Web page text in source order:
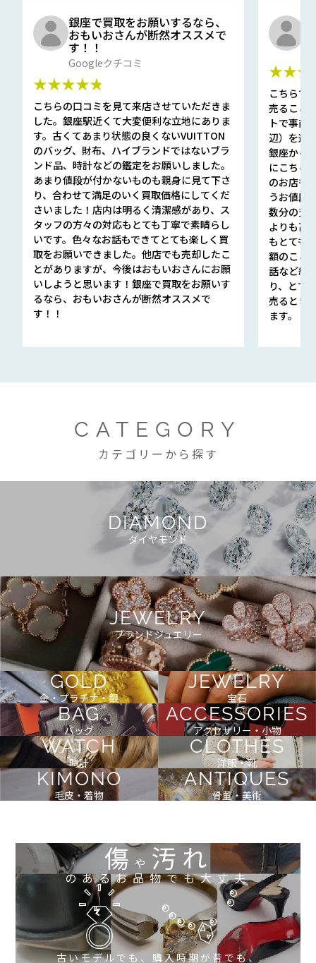
銀座で買取をお願いするなら、
おもいおさんが断然オススメで
す！！
Googleクチコミ
★★★★★
こちらの口コミを見て来店させていただきま
した。銀座駅近くて大変便利な立地にありま
す。古くてあまり状態の良くないVUITTON
のバッグ、財布、ハイブランドではないブラ
ンド品、時計などの鑑定をお願いしました。
あまり値段が付かないものも親身に見て下さ
り、合わせて満足のいく買取価格にしてくだ
さいました！店内は明るく清潔感があり、ス
タッフの方々の対応もとても丁寧で素晴らし
いです。色々なお話もできてとても楽しく買
取をお願いできました。他店でも売却したこ
とがありますが、今後はおもいおさんにお願
いしようと思います！銀座で買取をお願いす
るなら、おもいおさんが断然オススメで
す！！
こちらで
売ること
トで事前
辺）を選
銀座から
にこちら
のお店も
うお値段
数分の査
よりも高
もとても
額のこと
話など細
り、とて
売るとき
ます。
CATEGORY
カテゴリーから探す
DIAMOND
ダイヤモンド
JEWELRY
ブランドジュエリー
GOLD
金・プラチナ・銀
JEWELRY
宝石
BAG
バッグ
ACCESSORIES
アクセサリー・小物
WATCH
時計
CLOTHES
洋服・靴
KIMONO
毛皮・着物
ANTIQUES
骨董・美術
傷や 汚れ
のあるお品物でも大丈夫
古いモデルでも、購入時期が昔でも、